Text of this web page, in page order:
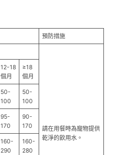
預防措施
請在用餐時為寵物提供
乾淨的飲用水。
12-18
個月
≥18
個月
50-
100
50-
100
95-
170
90-
170
160-
290
160-
280